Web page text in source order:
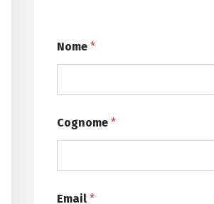
Nome *
Cognome *
Email *